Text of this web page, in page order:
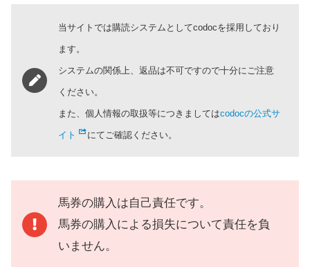
当サイトでは購読システムとしてcodocを採用しており
ます。
システムの関係上、返品は不可ですので十分にご注意
ください。
また、個人情報の取扱等につきましてはcodocの公式サ
イト にてご確認ください。
馬券の購入は自己責任です。
馬券の購入による損失について責任を負
いません。